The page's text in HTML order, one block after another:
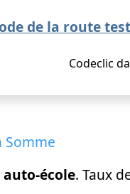
de la route
Somme
auto-école. Taux